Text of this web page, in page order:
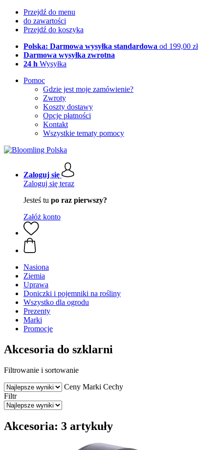
Przejdź do menu
do zawartości
Przejdź do koszyka
Polska: Darmowa wysyłka standardowa od 199,00 zł
Darmowa wysyłka zwrotna
24 h Wysyłka
Pomoc
Gdzie jest moje zamówienie?
Zwroty
Koszty dostawy
Opcje płatności
Kontakt
Wszystkie tematy pomocy
Zaloguj się
Zaloguj się teraz
Jesteś tu po raz pierwszy?
Załóż konto
Nasiona
Ziemia
Uprawa
Doniczki i pojemniki na rośliny
Wszystko dla ogrodu
Prezenty
Marki
Promocje
Akcesoria do szklarni
Filtrowanie i sortowanie
Ceny Marki Cechy
Filtr
Akcesoria: 3 artykuły